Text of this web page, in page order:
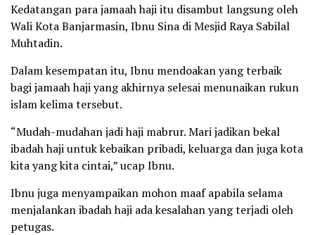
Kedatangan para jamaah haji itu disambut langsung oleh
Wali Kota Banjarmasin, Ibnu Sina di Mesjid Raya Sabilal
Muhtadin.
Dalam kesempatan itu, Ibnu mendoakan yang terbaik
bagi jamaah haji yang akhirnya selesai menunaikan rukun
islam kelima tersebut.
“Mudah-mudahan jadi haji mabrur. Mari jadikan bekal
ibadah haji untuk kebaikan pribadi, keluarga dan juga kota
kita yang kita cintai,” ucap Ibnu.
Ibnu juga menyampaikan mohon maaf apabila selama
menjalankan ibadah haji ada kesalahan yang terjadi oleh
petugas.